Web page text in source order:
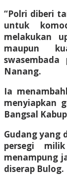
“Polri diberi
untuk
melakukan
maupun
Nanang.
Ia
menyiapkan
Bangsal
Gudang yang
persegi
menampung
diserap Bulog.